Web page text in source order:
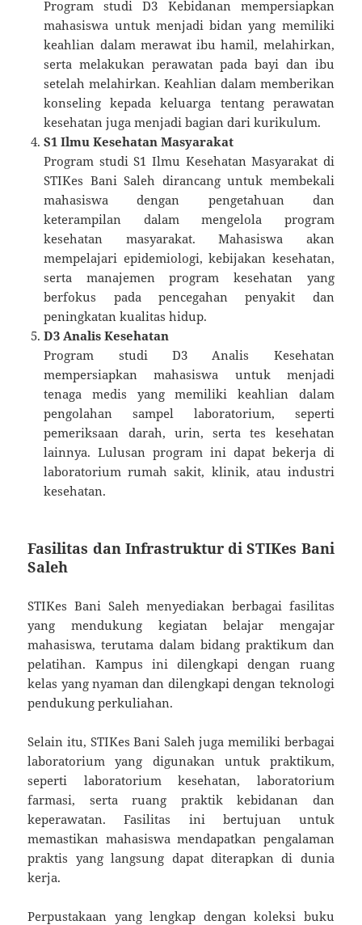
Program studi D3 Kebidanan mempersiapkan
mahasiswa untuk menjadi bidan yang memiliki
keahlian dalam merawat ibu hamil, melahirkan,
serta melakukan perawatan pada bayi dan ibu
setelah melahirkan. Keahlian dalam memberikan
konseling kepada keluarga tentang perawatan
kesehatan juga menjadi bagian dari kurikulum.
S1 Ilmu Kesehatan Masyarakat
Program studi S1 Ilmu Kesehatan Masyarakat di
STIKes Bani Saleh dirancang untuk membekali
mahasiswa dengan pengetahuan dan
keterampilan dalam mengelola program
kesehatan masyarakat. Mahasiswa akan
mempelajari epidemiologi, kebijakan kesehatan,
serta manajemen program kesehatan yang
berfokus pada pencegahan penyakit dan
peningkatan kualitas hidup.
D3 Analis Kesehatan
Program studi D3 Analis Kesehatan
mempersiapkan mahasiswa untuk menjadi
tenaga medis yang memiliki keahlian dalam
pengolahan sampel laboratorium, seperti
pemeriksaan darah, urin, serta tes kesehatan
lainnya. Lulusan program ini dapat bekerja di
laboratorium rumah sakit, klinik, atau industri
kesehatan.
Fasilitas dan Infrastruktur di STIKes Bani
Saleh
STIKes Bani Saleh menyediakan berbagai fasilitas
yang mendukung kegiatan belajar mengajar
mahasiswa, terutama dalam bidang praktikum dan
pelatihan. Kampus ini dilengkapi dengan ruang
kelas yang nyaman dan dilengkapi dengan teknologi
pendukung perkuliahan.
Selain itu, STIKes Bani Saleh juga memiliki berbagai
laboratorium yang digunakan untuk praktikum,
seperti laboratorium kesehatan, laboratorium
farmasi, serta ruang praktik kebidanan dan
keperawatan. Fasilitas ini bertujuan untuk
memastikan mahasiswa mendapatkan pengalaman
praktis yang langsung dapat diterapkan di dunia
kerja.
Perpustakaan yang lengkap dengan koleksi buku